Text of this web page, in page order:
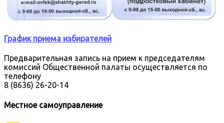
График приема избирателей
Предварительная запись на прием к председателям
комиссий Общественной палаты осуществляется по
телефону
8 (8636) 26-20-14
Местное самоуправление